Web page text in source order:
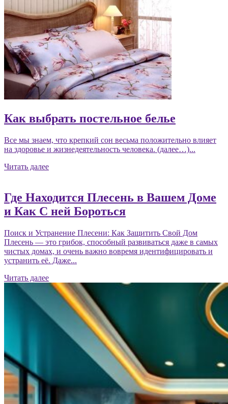
Как выбрать постельное белье
Все мы знаем, что крепкий сон весьма положительно влияет
на здоровье и жизнедеятельность человека. (далее…)...
Читать далее
Где Находится Плесень в Вашем Доме
и Как С ней Бороться
Поиск и Устранение Плесени: Как Защитить Свой Дом
Плесень — это грибок, способный развиваться даже в самых
чистых домах, и очень важно вовремя идентифицировать и
устранить её. Даже...
Читать далее